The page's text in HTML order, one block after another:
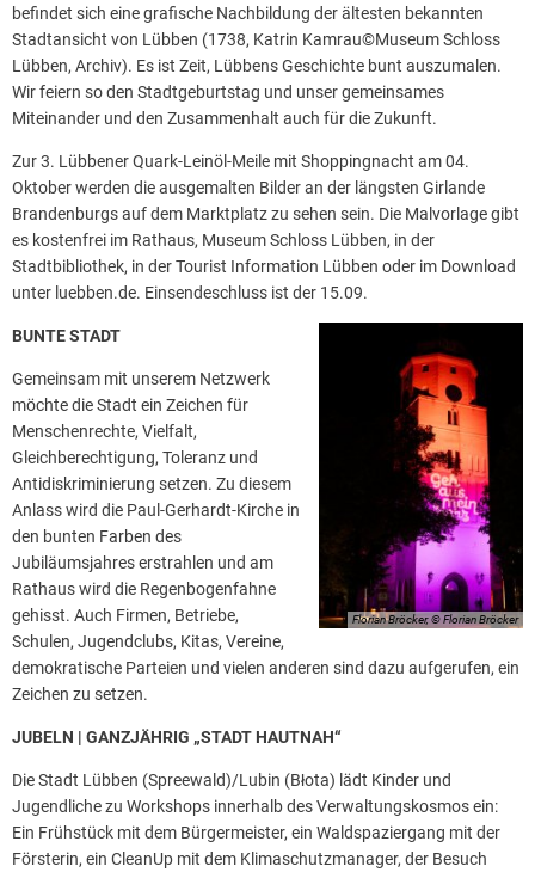
befindet sich eine grafische Nachbildung der ältesten bekannten
Stadtansicht von Lübben (1738, Katrin Kamrau©Museum Schloss
Lübben, Archiv). Es ist Zeit, Lübbens Geschichte bunt auszumalen.
Wir feiern so den Stadtgeburtstag und unser gemeinsames
Miteinander und den Zusammenhalt auch für die Zukunft.
Zur 3. Lübbener Quark-Leinöl-Meile mit Shoppingnacht am 04.
Oktober werden die ausgemalten Bilder an der längsten Girlande
Brandenburgs auf dem Marktplatz zu sehen sein. Die Malvorlage gibt
es kostenfrei im Rathaus, Museum Schloss Lübben, in der
Stadtbibliothek, in der Tourist Information Lübben oder im Download
unter luebben.de. Einsendeschluss ist der 15.09.
Florian Bröcker, © Florian Bröcker
BUNTE STADT
Gemeinsam mit unserem Netzwerk
möchte die Stadt ein Zeichen für
Menschenrechte, Vielfalt,
Gleichberechtigung, Toleranz und
Antidiskriminierung setzen. Zu diesem
Anlass wird die Paul-Gerhardt-Kirche in
den bunten Farben des
Jubiläumsjahres erstrahlen und am
Rathaus wird die Regenbogenfahne
gehisst. Auch Firmen, Betriebe,
Schulen, Jugendclubs, Kitas, Vereine,
demokratische Parteien und vielen anderen sind dazu aufgerufen, ein
Zeichen zu setzen.
JUBELN | GANZJÄHRIG „STADT HAUTNAH“
Die Stadt Lübben (Spreewald)/Lubin (Błota) lädt Kinder und
Jugendliche zu Workshops innerhalb des Verwaltungskosmos ein:
Ein Frühstück mit dem Bürgermeister, ein Waldspaziergang mit der
Försterin, ein CleanUp mit dem Klimaschutzmanager, der Besuch